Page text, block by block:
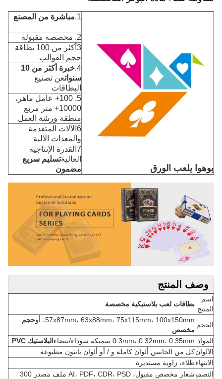
يوهوا يلعب الورق
1. مباشرة من المصنع
2. مخصصة مقبولة
3أكثر من 100 بطاقة
حجم القوالب
4.
خبرة أكثر من 10
سنواتعن تصنيع
البطاقات
5. 100+ عامل ماهر،
10000+ متر مربع
منطقة ورشة العمل
6الآلات المتقدمة
والمعدات الآلية
7القدرة الإنتاجية
العاليةتسليم سريع
مضمون
وصف المنتج
اسم
المنتج
بطاقات لعب بلاستيكية مخصصة
الحجم
57x87mm، 63x88mm، 75x115mm، 100x150mm، أو
حجم
مخصص
المواد 0.3mm، 0.32mm، 0.35mm سميكة سوداء/بيضاء
البلاستيك PVC
الألوانكل من الجانبين ألوان كاملة و / أو ألوان بانتون مطبوعة
الانتهاءطلاء، زاوية مستديرة
التصمي
شعار مخصص مقبول، AI، PDF، CDR، PSD ملف مصدر 300